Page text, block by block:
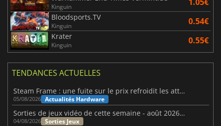
Kinguin
Bloodsports.TV
Kinguin 0.54€
Krater
Kinguin 0.55€
TENDANCES ACTUELLES
Steam Frame : une fuite sur le prix refroidit les attentes VR
05/08/2026 Actualités Hardware
Sorties de jeux vidéo de cette semaine - août 2026 (semaine 32)
04/08/2026 Sorties Jeux